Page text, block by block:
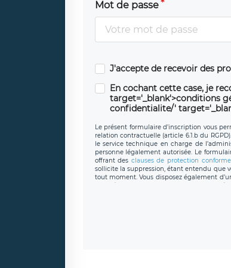
Mot de passe
J'accepte de recevoir des
En cochant cette case, je
target='_blank'>conditions
confidentialite/'
Le présent formulaire d’inscription vous
relation contractuelle (article 6.1.b du
le service technique en charge de
personne légalement autorisée. Le
offrant des clauses de protection
sollicite la suppression, étant entendu que
tout moment. Vous disposez également
caractère personnel, ainsi que d’un droit
protection des données de LÉGAVOX
joignable à l’adresse mail :